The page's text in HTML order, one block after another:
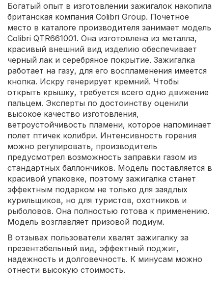
Богатый опыт в изготовлении зажигалок накопила
британская компания Colibri Group. Почетное
место в каталоге производителя занимает модель
Colibri QTR661001. Она изготовлена из металла,
красивый внешний вид изделию обеспечивает
черный лак и серебряное покрытие. Зажигалка
работает на газу, для его воспламенения имеется
кнопка. Искру генерирует кремний. Чтобы
открыть крышку, требуется всего одно движение
пальцем. Эксперты по достоинству оценили
высокое качество изготовления,
ветроустойчивость пламени, которое напоминает
полет птичек колибри. Интенсивность горения
можно регулировать, производитель
предусмотрел возможность заправки газом из
стандартных баллончиков. Модель поставляется в
красивой упаковке, поэтому зажигалка станет
эффектным подарком не только для заядлых
курильщиков, но для туристов, охотников и
рыболовов. Она полностью готова к применению.
Модель возглавляет призовой подиум.
В отзывах пользователи хвалят зажигалку за
презентабельный вид, эффектный поджиг,
надежность и долговечность. К минусам можно
отнести высокую стоимость.